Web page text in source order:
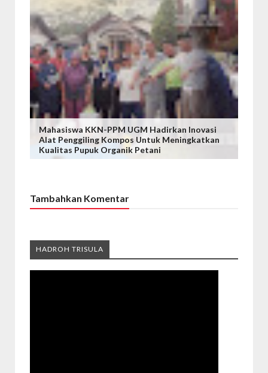
Mahasiswa KKN-PPM UGM Hadirkan Inovasi
Alat Penggiling Kompos Untuk Meningkatkan
Kualitas Pupuk Organik Petani
Tambahkan Komentar
HADROH TRISULA